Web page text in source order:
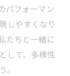
パフォーマン
しやすくなり
たちと一緒に
して、多様性